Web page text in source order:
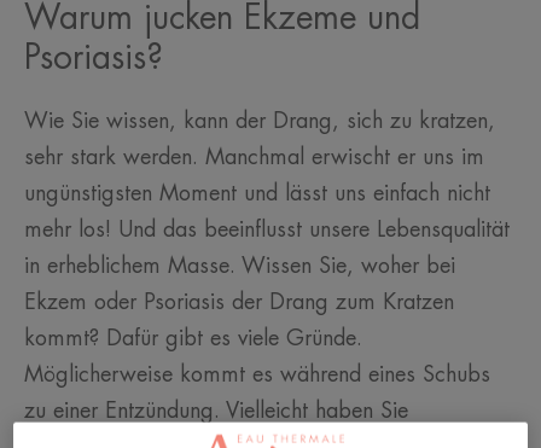
Warum jucken Ekzeme und
Psoriasis?
Wie Sie wissen, kann der Drang, sich zu kratzen,
sehr stark werden. Manchmal erwischt er uns im
ungünstigsten Moment und lässt uns einfach nicht
mehr los! Und das beeinflusst unsere Lebensqualität
in erheblichem Masse. Wissen Sie, woher bei
Ekzem oder Psoriasis der Drang zum Kratzen
kommt? Dafür gibt es viele Gründe.
Möglicherweise kommt es während eines Schubs
zu einer Entzündung. Vielleicht haben Sie